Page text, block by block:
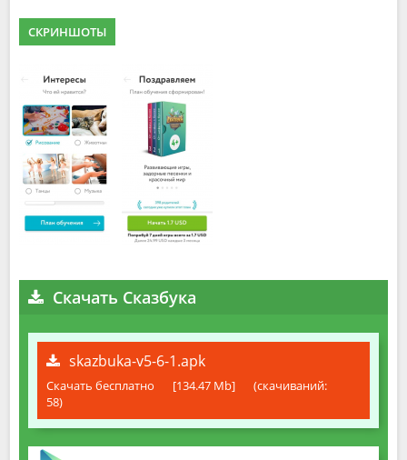
СКРИНШОТЫ
Скачать Сказбука
skazbuka-v5-6-1.apk
Скачать бесплатно [134.47 Mb]
(cкачиваний:
58)